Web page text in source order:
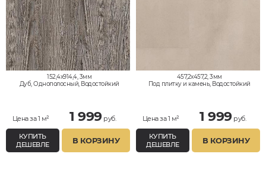
152,4x914,4, 3мм
Дуб, Однополосный, Водостойкий
Цена за 1 м² 1 999руб.
КУПИТЬ
ДЕШЕВЛЕ
В КОРЗИНУ
457,2x457,2, 3мм
Под плитку и камень, Водостойкий
Цена за 1 м² 1 999руб.
КУПИТЬ
ДЕШЕВЛЕ
В КОРЗИНУ